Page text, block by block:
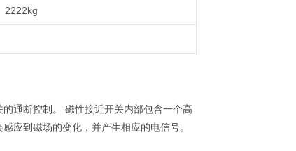
2222kg
通断控制。‌ 磁性接近开关内部包含一个高
应到磁场的变化，并产生相应的电信号。